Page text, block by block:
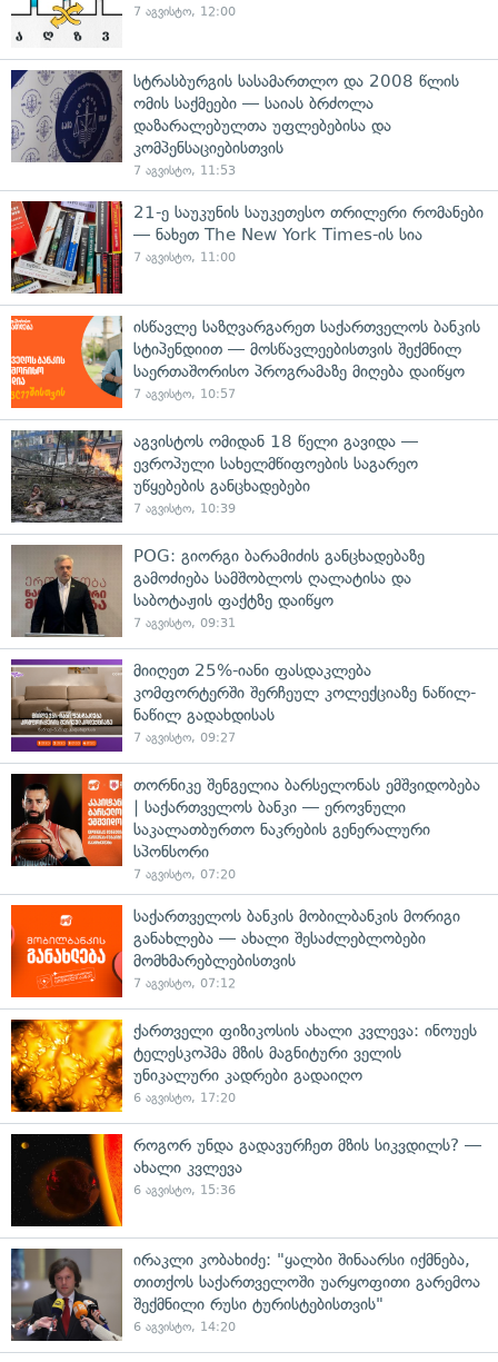
7 აგვისტო, 12:00
სტრასბურგის სასამართლო და 2008 წლის
ომის საქმეები — საიას ბრძოლა
დაზარალებულთა უფლებებისა და
კომპენსაციებისთვის
7 აგვისტო, 11:53
21-ე საუკუნის საუკეთესო თრილერი რომანები
— ნახეთ The New York Times-ის სია
7 აგვისტო, 11:00
ისწავლე საზღვარგარეთ საქართველოს ბანკის
სტიპენდიით — მოსწავლეებისთვის შექმნილ
საერთაშორისო პროგრამაზე მიღება დაიწყო
7 აგვისტო, 10:57
აგვისტოს ომიდან 18 წელი გავიდა —
ევროპული სახელმწიფოების საგარეო
უწყებების განცხადებები
7 აგვისტო, 10:39
POG: გიორგი ბარამიძის განცხადებაზე
გამოძიება სამშობლოს ღალატისა და
საბოტაჟის ფაქტზე დაიწყო
7 აგვისტო, 09:31
მიიღეთ 25%-იანი ფასდაკლება
კომფორტერში შერჩეულ კოლექციაზე ნაწილ-
ნაწილ გადახდისას
7 აგვისტო, 09:27
თორნიკე შენგელია ბარსელონას ემშვიდობება
| საქართველოს ბანკი — ეროვნული
საკალათბურთო ნაკრების გენერალური
სპონსორი
7 აგვისტო, 07:20
საქართველოს ბანკის მობილბანკის მორიგი
განახლება — ახალი შესაძლებლობები
მომხმარებლებისთვის
7 აგვისტო, 07:12
ქართველი ფიზიკოსის ახალი კვლევა: ინოუეს
ტელესკოპმა მზის მაგნიტური ველის
უნიკალური კადრები გადაიღო
6 აგვისტო, 17:20
როგორ უნდა გადავურჩეთ მზის სიკვდილს? —
ახალი კვლევა
6 აგვისტო, 15:36
ირაკლი კობახიძე: "ყალბი შინაარსი იქმნება,
თითქოს საქართველოში უარყოფითი გარემოა
შექმნილი რუსი ტურისტებისთვის"
6 აგვისტო, 14:20